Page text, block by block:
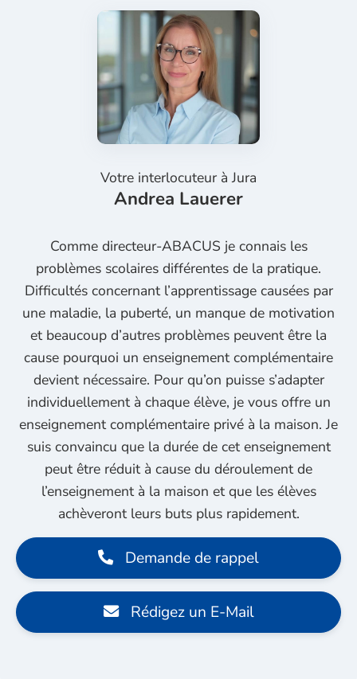
Votre interlocuteur àJura
Andrea Lauerer
Comme directeur-ABACUS je connais les
problèmes scolaires différentes de la pratique.
Difficultés concernant l’apprentissage causées par
une maladie, la puberté, un manque de motivation
et beaucoup d’autres problèmes peuvent être la
cause pourquoi un enseignement complémentaire
devient nécessaire. Pour qu’on puisse s’adapter
individuellement à chaque élève, je vous offre un
enseignement complémentaire privé à la maison. Je
suis convaincu que la durée de cet enseignement
peut être réduit à cause du déroulement de
l’enseignement à la maison et que les élèves
achèveront leurs buts plus rapidement.
Demande de rappel
Rédigez un E-Mail